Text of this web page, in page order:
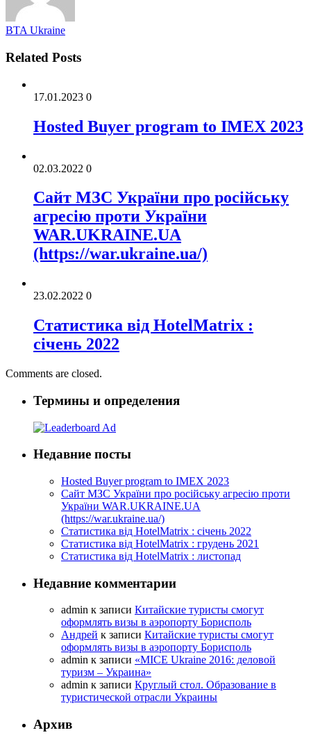
BTA Ukraine
Related Posts
17.01.2023 0
Hosted Buyer program to IMEX 2023
02.03.2022 0
Cайт МЗС України про російську
агресію проти України
WAR.UKRAINE.UA
(https://war.ukraine.ua/)
23.02.2022 0
Статистика від HotelMatrix :
січень 2022
Comments are closed.
Термины и определения
Недавние посты
Hosted Buyer program to IMEX 2023
Cайт МЗС України про російську агресію проти
України WAR.UKRAINE.UA
(https://war.ukraine.ua/)
Статистика від HotelMatrix : січень 2022
Статистика від HotelMatrix : грудень 2021
Статистика від HotelMatrix : листопад
Недавние комментарии
admin к записи Китайские туристы смогут
оформлять визы в аэропорту Борисполь
Андрей к записи Китайские туристы смогут
оформлять визы в аэропорту Борисполь
admin к записи «MICE Ukraine 2016: деловой
туризм – Украина»
admin к записи Круглый стол. Образование в
туристической отрасли Украины
Архив